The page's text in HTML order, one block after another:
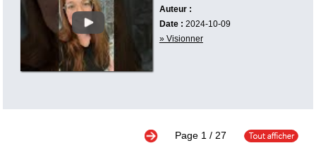
Auteur :
Date : 2024-10-09
» Visionner
Page 1 / 27